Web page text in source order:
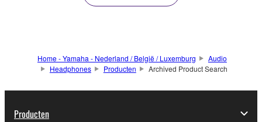
Home - Yamaha - Nederland / België / Luxemburg
Audio
Headphones
Producten Archived Product Search
Producten